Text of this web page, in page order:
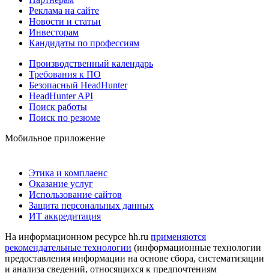
Реклама на сайте
Новости и статьи
Инвесторам
Кандидаты по профессиям
Производственный календарь
Требования к ПО
Безопасный HeadHunter
HeadHunter API
Поиск работы
Поиск по резюме
Мобильное приложение
Этика и комплаенс
Оказание услуг
Использование сайтов
Защита персональных данных
ИТ аккредитация
На информационном ресурсе hh.ru применяются
рекомендательные технологии (информационные технологии
предоставления информации на основе сбора, систематизации
и анализа сведений, относящихся к предпочтениям